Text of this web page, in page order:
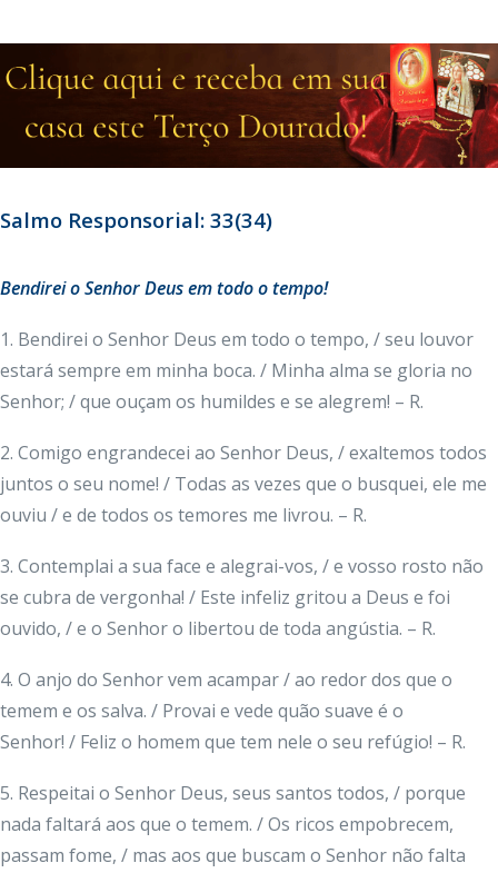
Salmo Responsorial: 33(34)
Bendirei o Senhor Deus em todo o tempo!
1. Bendirei o Senhor Deus em todo o tempo, / seu louvor
estará sempre em minha boca. / Minha alma se gloria no
Senhor; / que ouçam os humildes e se alegrem! – R.
2. Comigo engrandecei ao Senhor Deus, / exaltemos todos
juntos o seu nome! / Todas as vezes que o busquei, ele me
ouviu / e de todos os temores me livrou. – R.
3. Contemplai a sua face e alegrai-vos, / e vosso rosto não
se cubra de vergonha! / Este infeliz gritou a Deus e foi
ouvido, / e o Senhor o libertou de toda angústia. – R.
4. O anjo do Senhor vem acampar / ao redor dos que o
temem e os salva. / Provai e vede quão suave é o
Senhor! / Feliz o homem que tem nele o seu refúgio! – R.
5. Respeitai o Senhor Deus, seus santos todos, / porque
nada faltará aos que o temem. / Os ricos empobrecem,
passam fome, / mas aos que buscam o Senhor não falta